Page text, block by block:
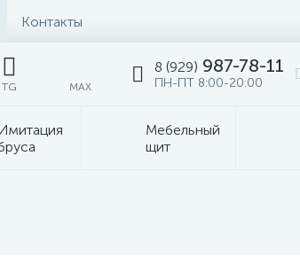
Контакты
TG MAX
8 (929) 987-78-11
ПН-ПТ 8:00-20:00
Мебельный
щит